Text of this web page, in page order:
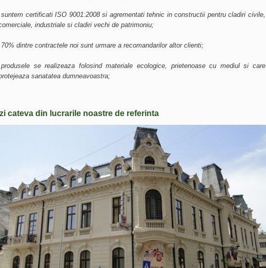
suntem certificati ISO 9001:2008 si agrementati tehnic in constructii pentru cladiri civile,
industriale si cladiri vechi de patrimoniu;
70% dintre contractele noi sunt urmare a recomandarilor altor clienti;
produsele se realizeaza folosind materiale ecologice, prietenoase cu mediul si care
sanatatea dumneavoastra;
cateva din lucrarile noastre de referinta